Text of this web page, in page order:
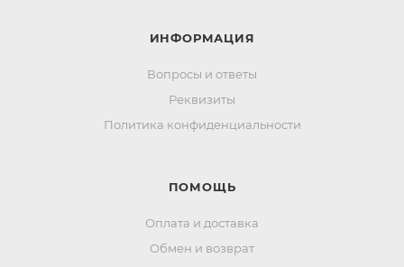
ИНФОРМАЦИЯ
Вопросы и ответы
Реквизиты
Политика конфиденциальности
ПОМОЩЬ
Оплата и доставка
Обмен и возврат